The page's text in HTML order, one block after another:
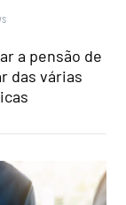
a pensão de
das várias